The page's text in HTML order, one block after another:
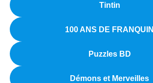
Tintin
100 ANS DE FRANQUIN
Puzzles BD
Démons et Merveilles